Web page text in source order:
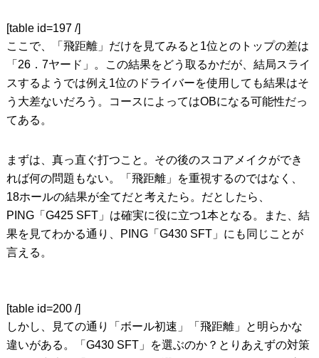
[table id=197 /]
ここで、「飛距離」だけを見てみると1位とのトップの差は
「26．7ヤード」。この結果をどう取るかだが、結局スライ
スするようでは例え1位のドライバーを使用しても結果はそ
う大差ないだろう。コースによってはOBになる可能性だっ
てある。
まずは、真っ直ぐ打つこと。その後のスコアメイクができ
れば何の問題もない。「飛距離」を重視するのではなく、
18ホールの結果が全てだと考えたら。だとしたら、
PING「G425 SFT」は確実に役に立つ1本となる。また、結
果を見てわかる通り、PING「G430 SFT」にも同じことが
言える。
[table id=200 /]
しかし、見ての通り「ボール初速」「飛距離」と明らかな
違いがある。「G430 SFT」を選ぶのか？とりあえずの対策